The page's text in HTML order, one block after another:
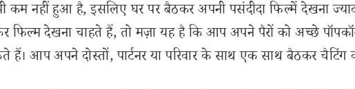
कम नहीं हुआ है, इसलिए घर पर बैठकर अपनी पसंदीदा फिल्में देखना
फिल्म देखना चाहते हैं, तो मज़ा यह है कि आप अपने पैरों को अच्छे
आप अपने दोस्तों, पार्टनर या परिवार के साथ एक साथ बैठकर